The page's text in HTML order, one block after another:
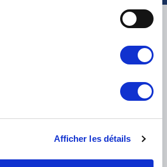
Afficher les détails
TNT, GÉODIS, FRANCE EXPRESS, DPD
THE FEEDBACK
Excellent:4.5/5